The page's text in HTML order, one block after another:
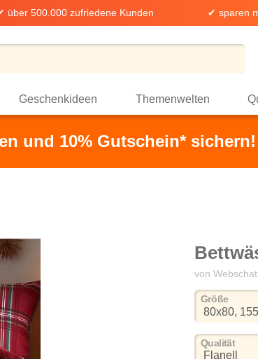
über 500.000 zufriedene Kunden ✔ sparen
Geschenkideen Themenwelten
und 10% Gutschein* sichern!
von
Größe
Qualität